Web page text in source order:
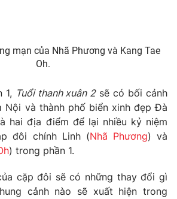
Podcast
Infographic
Shorts video
mạn của Nhã Phương và Kang Tae
Oh.
1, Tuổi thanh xuân 2sẽ có bối cảnh
Nội và thành phố biển xinh đẹp Đà
hai địa điểm để lại nhiều kỷ niệm
đôi chính Linh (Nhã Phương) và
) trong phần 1.
cặp đôi sẽ có những thay đổi gì
cảnh nào sẽ xuất hiện trong